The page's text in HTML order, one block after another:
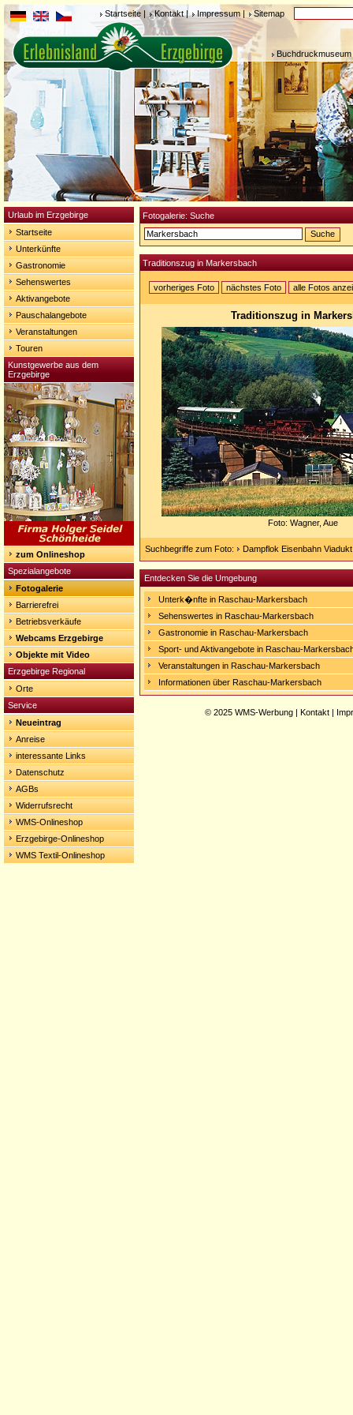
Startseite | Kontakt | Impressum | Sitemap
Urlaub im Erzgebirge
Startseite
Unterkünfte
Gastronomie
Sehenswertes
Aktivangebote
Pauschalangebote
Veranstaltungen
Touren
Kunstgewerbe aus dem
Erzgebirge
zum Onlineshop
Spezialangebote
Fotogalerie
Barrierefrei
Betriebsverkäufe
Webcams Erzgebirge
Objekte mit Video
Erzgebirge Regional
Orte
Service
Neueintrag
Anreise
interessante Links
Datenschutz
AGBs
Widerrufsrecht
WMS-Onlineshop
Erzgebirge-Onlineshop
WMS Textil-Onlineshop
Fotogalerie: Suche
Traditionszug in Markersbach
vorheriges Foto nächstes Foto alle Fotos
Traditionszug in
Foto: Wagner, Aue
Suchbegriffe zum Foto: Dampflok Eisenbahn
Entdecken Sie die Umgebung
Unterk�nfte in Raschau-Markersbach
Sehenswertes in Raschau-Markersbach
Gastronomie in Raschau-Markersbach
Sport- und Aktivangebote in Raschau-
Veranstaltungen in Raschau-Markersbach
Informationen über Raschau-Markersbach
© 2025 WMS-Werbung | Kontakt |